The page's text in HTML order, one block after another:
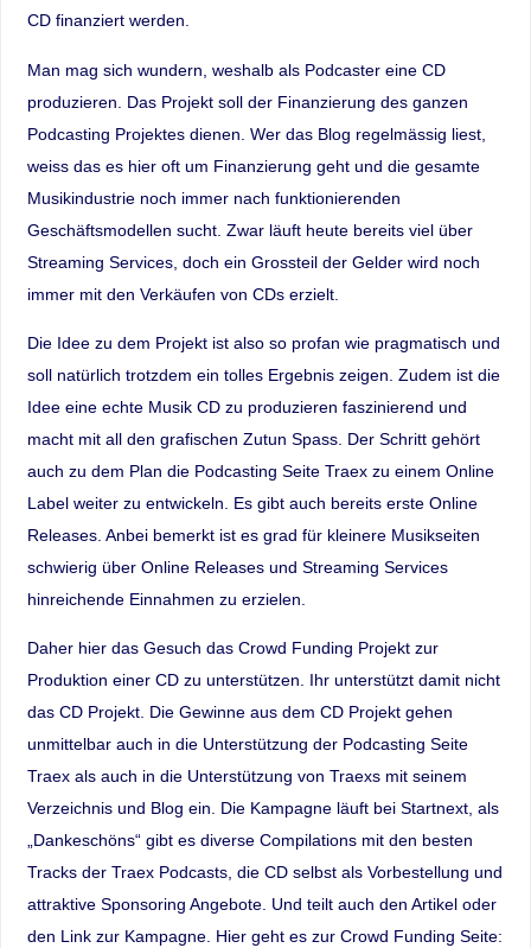
CD finanziert werden.
Man mag sich wundern, weshalb als Podcaster eine CD
produzieren. Das Projekt soll der Finanzierung des ganzen
Podcasting Projektes dienen. Wer das Blog regelmässig liest,
weiss das es hier oft um Finanzierung geht und die gesamte
Musikindustrie noch immer nach funktionierenden
Geschäftsmodellen sucht. Zwar läuft heute bereits viel über
Streaming Services, doch ein Grossteil der Gelder wird noch
immer mit den Verkäufen von CDs erzielt.
Die Idee zu dem Projekt ist also so profan wie pragmatisch und
soll natürlich trotzdem ein tolles Ergebnis zeigen. Zudem ist die
Idee eine echte Musik CD zu produzieren faszinierend und
macht mit all den grafischen Zutun Spass. Der Schritt gehört
auch zu dem Plan die Podcasting Seite Traex zu einem Online
Label weiter zu entwickeln. Es gibt auch bereits erste Online
Releases. Anbei bemerkt ist es grad für kleinere Musikseiten
schwierig über Online Releases und Streaming Services
hinreichende Einnahmen zu erzielen.
Daher hier das Gesuch das Crowd Funding Projekt zur
Produktion einer CD zu unterstützen. Ihr unterstützt damit nicht
das CD Projekt. Die Gewinne aus dem CD Projekt gehen
unmittelbar auch in die Unterstützung der Podcasting Seite
Traex als auch in die Unterstützung von Traexs mit seinem
Verzeichnis und Blog ein. Die Kampagne läuft bei Startnext, als
„Dankeschöns“ gibt es diverse Compilations mit den besten
Tracks der Traex Podcasts, die CD selbst als Vorbestellung und
attraktive Sponsoring Angebote. Und teilt auch den Artikel oder
den Link zur Kampagne. Hier geht es zur Crowd Funding Seite: